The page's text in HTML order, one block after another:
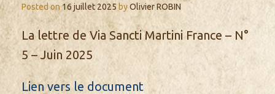
Posted on16 juillet 2025 byOlivier ROBIN
La lettre de Via Sancti Martini France – N°
5 – Juin 2025
Lien vers le document